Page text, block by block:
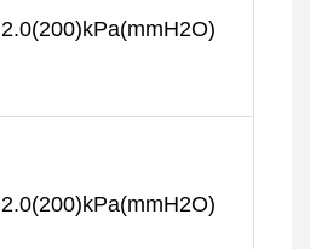
2.0(200)kPa(mmH2O)
2.0(200)kPa(mmH2O)